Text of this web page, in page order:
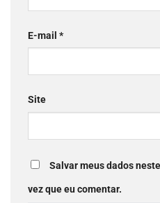
E-mail *
Site
Salvar meus dados
vez que eu comentar.